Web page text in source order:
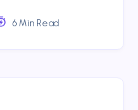
6 Min Read